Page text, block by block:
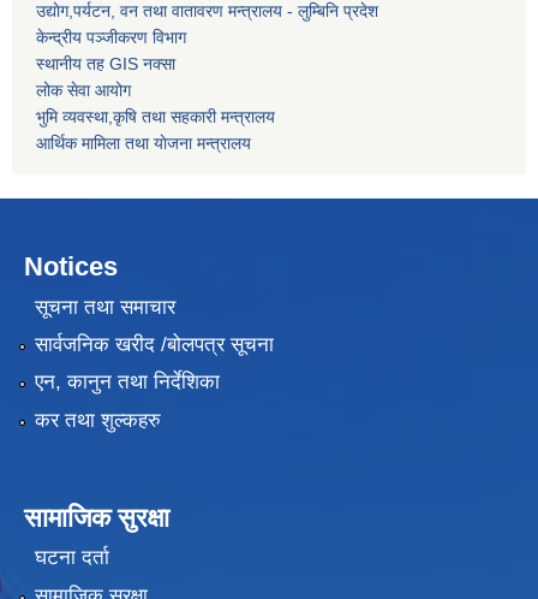
उद्याेग,पर्यटन, वन तथा वातावरण मन्त्रालय - लुम्बिनि प्रदेश
केन्द्रीय पञ्जीकरण विभाग
स्थानीय तह GIS नक्सा
लोक सेवा आयोग
भुमि व्यवस्था,कृषि तथा सहकारी मन्त्रालय
आर्थिक मामिला तथा याेजना मन्त्रालय
Notices
सूचना तथा समाचार
सार्वजनिक खरीद /बोलपत्र सूचना
एन, कानुन तथा निर्देशिका
कर तथा शुल्कहरु
सामाजिक सुरक्षा
घटना दर्ता